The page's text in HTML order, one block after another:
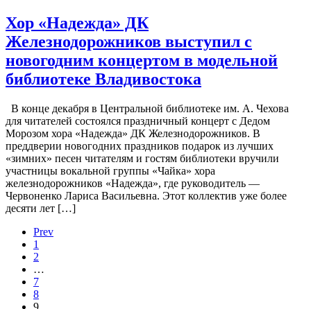
Хор «Надежда» ДК
Железнодорожников выступил с
новогодним концертом в модельной
библиотеке Владивостока
В конце декабря в Центральной библиотеке им. А. Чехова
для читателей состоялся праздничный концерт с Дедом
Морозом хора «Надежда» ДК Железнодорожников. В
преддверии новогодних праздников подарок из лучших
«зимних» песен читателям и гостям библиотеки вручили
участницы вокальной группы «Чайка» хора
железнодорожников «Надежда», где руководитель —
Червоненко Лариса Васильевна. Этот коллектив уже более
десяти лет […]
Prev
1
2
…
7
8
9